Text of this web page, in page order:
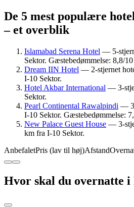
De 5 mest populære
– et overblik
Islamabad Serena Hotel — 5-
Sektor. Gæstebedømmelse: 8,8/
Dream IIN Hotel — 2-stjernet
I-10 Sektor.
Hotel Akbar International — 3-
Sektor.
Pearl Continental Rawalpindi —
I-10 Sektor. Gæstebedømmelse:
New Palace Guest House — 3-
km fra I-10 Sektor.
AnbefaletPris (lav til høj)Afstand
Hvor skal du overnatte i